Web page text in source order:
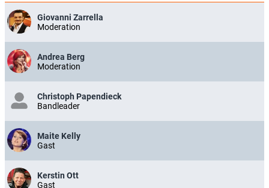
Giovanni Zarrella
Moderation
Andrea Berg
Moderation
Christoph Papendieck
Bandleader
Maite Kelly
Gast
Kerstin Ott
Gast